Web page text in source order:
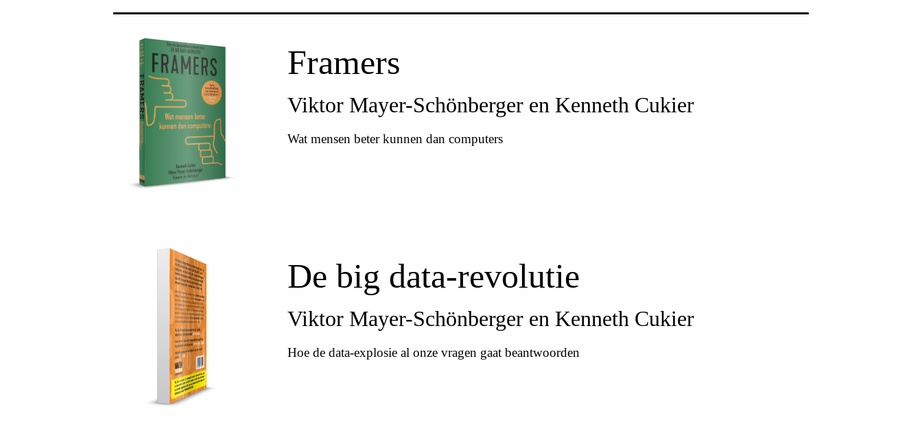
Framers
Viktor Mayer-Schönberger en Kenneth Cukier
Wat mensen beter kunnen dan computers
De big data-revolutie
Viktor Mayer-Schönberger en Kenneth Cukier
Hoe de data-explosie al onze vragen gaat beantwoorden